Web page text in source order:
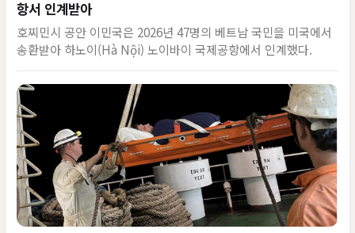
항서 인계받아
호찌민시 공안 이민국은 2026년 47명의 베트남 국민을 미국에서
송환받아 하노이(Hà Nội) 노이바이 국제공항에서 인계했다.